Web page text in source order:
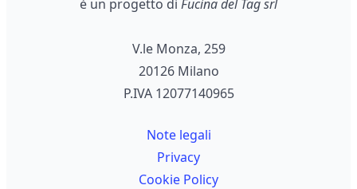
è un progetto di Fucina del Tag srl
V.le Monza, 259
20126 Milano
P.IVA 12077140965
Note legali
Privacy
Cookie Policy